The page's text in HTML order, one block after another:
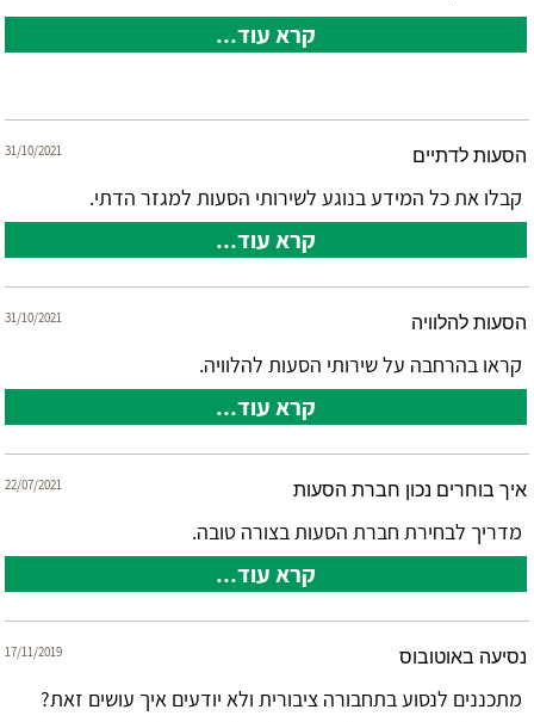
קרא עוד...
הסעות לדתיים 31/10/2021
קבלו את כל המידע בנוגע לשירותי הסעות למגזר הדתי.
קרא עוד...
הסעות להלוויה 31/10/2021
קראו בהרחבה על שירותי הסעות להלוויה.
קרא עוד...
איך בוחרים נכון חברת הסעות 22/07/2021
מדריך לבחירת חברת הסעות בצורה טובה.
קרא עוד...
נסיעה באוטובוס 17/11/2019
מתכננים לנסוע בתחבורה ציבורית ולא יודעים איך עושים זאת?